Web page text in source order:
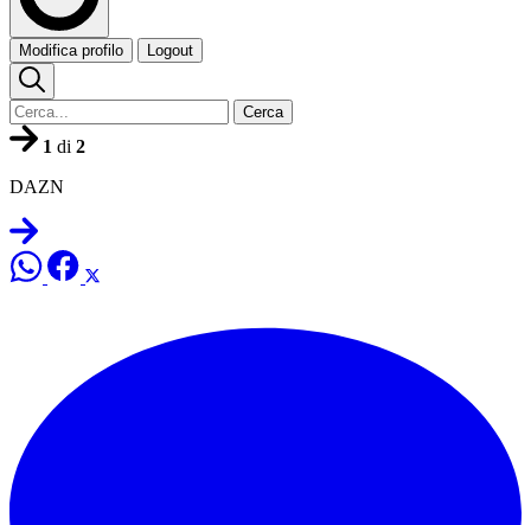
Modifica profilo Logout
Cerca
1 di 2
DAZN